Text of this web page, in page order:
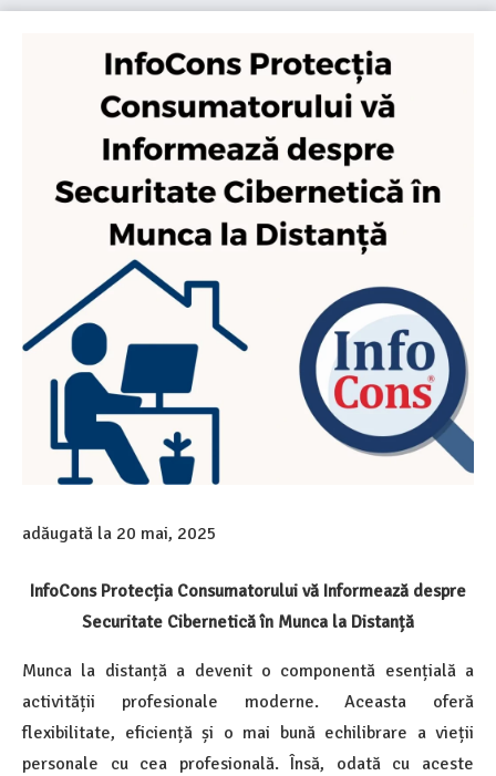
adăugată la 20 mai, 2025
InfoCons Protecția Consumatorului vă Informează despre
Securitate Cibernetică în Munca la Distanță
Munca la distanță a devenit o componentă esențială a
activității profesionale moderne. Aceasta oferă
flexibilitate, eficiență și o mai bună echilibrare a vieții
personale cu cea profesională. Însă, odată cu aceste